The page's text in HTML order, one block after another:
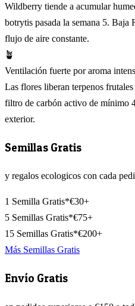
Wildberry tiende a acumular
botrytis pasada la semana 5.
flujo de aire constante.
🪴
Ventilación fuerte por aroma
Las flores liberan terpenos
filtro de carbón activo de mínimo
exterior.
Semillas Gratis
y regalos ecologicos con cada
1 Semilla Gratis*€30+
5 Semillas Gratis*€75+
15 Semillas Gratis*€200+
Más Semillas Gratis
Envío Gratis